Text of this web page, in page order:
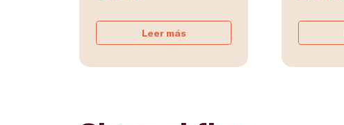
Leer más